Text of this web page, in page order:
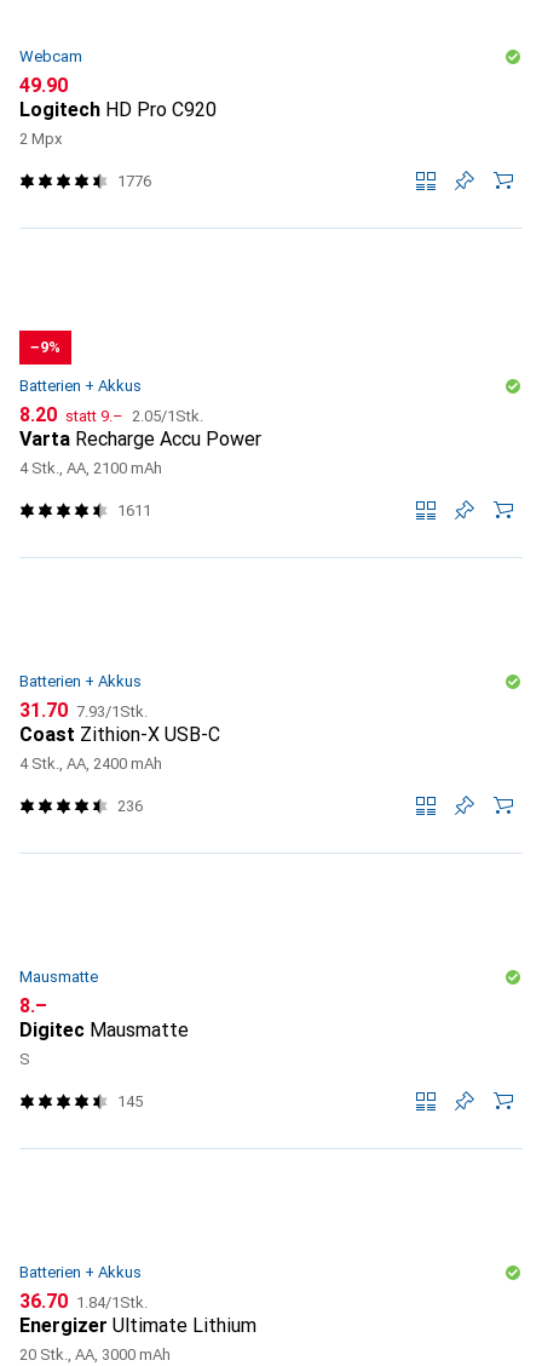
Webcam
CHF
49.90
Logitech HD Pro C920
2 Mpx
1776
−9%
Batterien + Akkus
CHF
8.20 statt CHF
9.– CHF
2.05/1Stk.
Varta Recharge Accu Power
4 Stk., AA, 2100 mAh
1611
Batterien + Akkus
CHF
31.70 CHF
7.93/1Stk.
Coast Zithion-X USB-C
4 Stk., AA, 2400 mAh
236
Mausmatte
CHF
8.–
Digitec Mausmatte
S
145
Batterien + Akkus
CHF
36.70 CHF
1.84/1Stk.
Energizer Ultimate Lithium
20 Stk., AA, 3000 mAh